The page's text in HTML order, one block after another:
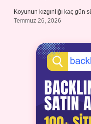
Koyunun kızgınlığı kaç gün
Temmuz 26, 2026